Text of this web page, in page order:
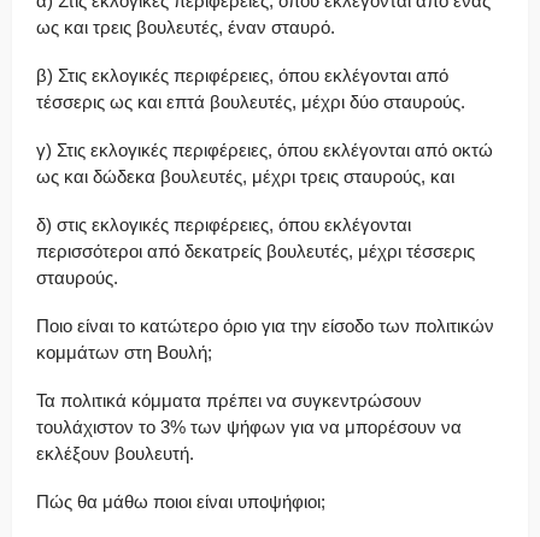
ως και τρεις βουλευτές, έναν σταυρό.
β) Στις εκλογικές περιφέρειες, όπου εκλέγονται από
τέσσερις ως και επτά βουλευτές, μέχρι δύο σταυρούς.
γ) Στις εκλογικές περιφέρειες, όπου εκλέγονται από οκτώ
ως και δώδεκα βουλευτές, μέχρι τρεις σταυρούς, και
δ) στις εκλογικές περιφέρειες, όπου εκλέγονται
περισσότεροι από δεκατρείς βουλευτές, μέχρι τέσσερις
σταυρούς.
Ποιο είναι το κατώτερο όριο για την είσοδο των πολιτικών
κομμάτων στη Βουλή;
Τα πολιτικά κόμματα πρέπει να συγκεντρώσουν
τουλάχιστον το 3% των ψήφων για να μπορέσουν να
εκλέξουν βουλευτή.
Πώς θα μάθω ποιοι είναι υποψήφιοι;